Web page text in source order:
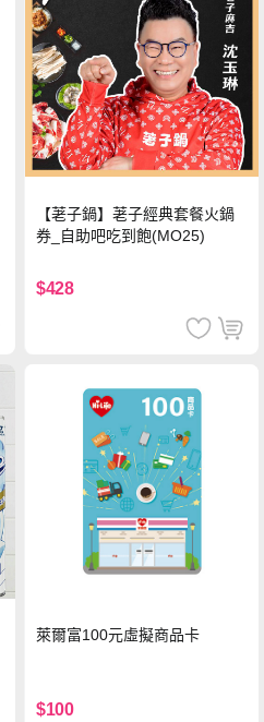
【荖子鍋】荖子經典套餐火鍋
券_自助吧吃到飽(MO25)
$428
萊爾富100元虛擬商品卡
$100